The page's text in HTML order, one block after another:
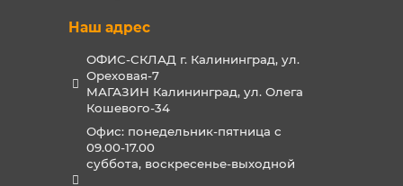
Наш адрес
ОФИС-СКЛАД г. Калининград, ул.
Ореховая-7
МАГАЗИН Калининград, ул. Олега
Кошевого-34
Офис: понедельник-пятница с
09.00-17.00
суббота, воскресенье-выходной